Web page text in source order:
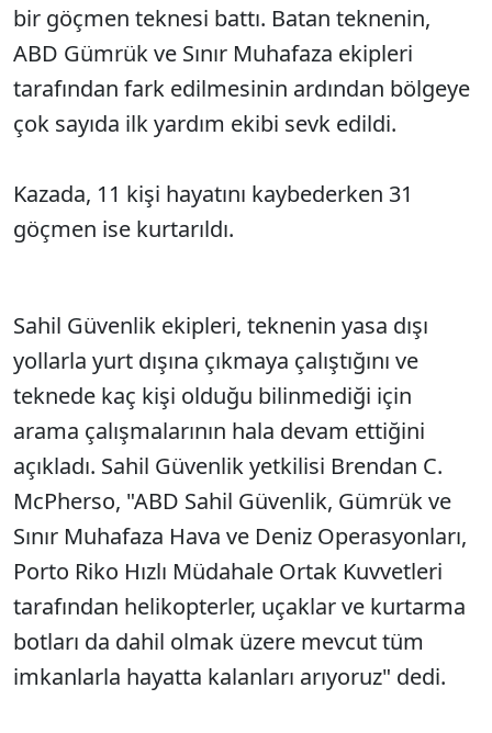
bir göçmen teknesi battı. Batan teknenin,
ABD Gümrük ve Sınır Muhafaza ekipleri
tarafından fark edilmesinin ardından bölgeye
çok sayıda ilk yardım ekibi sevk edildi.
Kazada, 11 kişi hayatını kaybederken 31
göçmen ise kurtarıldı.
Sahil Güvenlik ekipleri, teknenin yasa dışı
yollarla yurt dışına çıkmaya çalıştığını ve
teknede kaç kişi olduğu bilinmediği için
arama çalışmalarının hala devam ettiğini
açıkladı. Sahil Güvenlik yetkilisi Brendan C.
McPherso, "ABD Sahil Güvenlik, Gümrük ve
Sınır Muhafaza Hava ve Deniz Operasyonları,
Porto Riko Hızlı Müdahale Ortak Kuvvetleri
tarafından helikopterler, uçaklar ve kurtarma
botları da dahil olmak üzere mevcut tüm
imkanlarla hayatta kalanları arıyoruz" dedi.